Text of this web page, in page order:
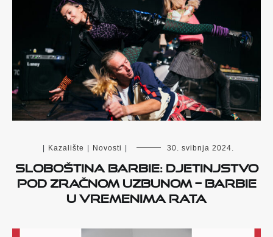
Kazalište Novosti 30. svibnja 2024.
Sloboština Barbie: Djetinjstvo
pod zračnom uzbunom – Barbie
u vremenima rata